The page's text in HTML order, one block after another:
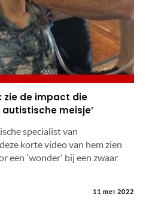
zie de impact die
meisje’
specialist van
korte video van hem zien
een 'wonder' bij een zwaar
11 mei 2022